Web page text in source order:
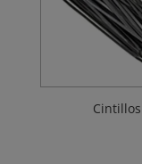
Cintillos